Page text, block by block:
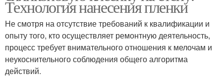
Технология нанесения пленки
Не смотря на отсутствие требований к квалификации и
опыту того, кто осуществляет ремонтную деятельность,
процесс требует внимательного отношения к мелочам и
неукоснительного соблюдения общего алгоритма
действий.